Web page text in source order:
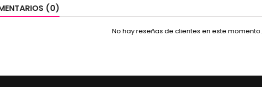
(0)
No hay reseñas de clientes en este momento.